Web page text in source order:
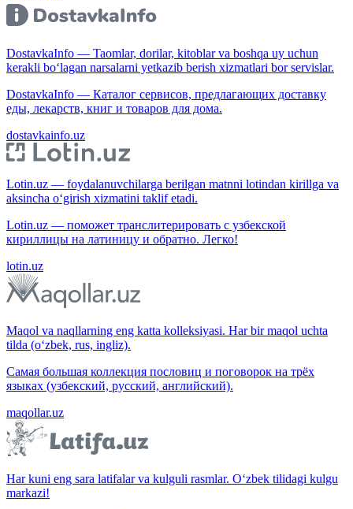
DostavkaInfo — Taomlar, dorilar, kitoblar va boshqa uy uchun
kerakli bo‘lagan narsalarni yetkazib berish xizmatlari bor servislar.
DostavkaInfo — Каталог сервисов, предлагающих доставку
еды, лекарств, книг и товаров для дома.
dostavkainfo.uz
Lotin.uz — foydalanuvchilarga berilgan matnni lotindan kirillga va
aksincha o‘girish xizmatini taklif etadi.
Lotin.uz — поможет транслитерировать с узбекской
кириллицы на латиницу и обратно. Легко!
lotin.uz
Maqol va naqllarning eng katta kolleksiyasi. Har bir maqol uchta
tilda (o‘zbek, rus, ingliz).
Самая большая коллекция пословиц и поговорок на трёх
языках (узбекский, русский, английский).
maqollar.uz
Har kuni eng sara latifalar va kulguli rasmlar. O‘zbek tilidagi kulgu
markazi!